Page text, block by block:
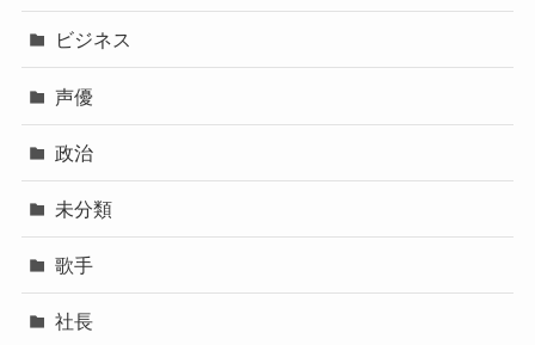
ビジネス
声優
政治
未分類
歌手
社長